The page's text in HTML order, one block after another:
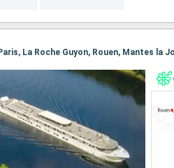
La Roche Guyon, Rouen, Mantes la